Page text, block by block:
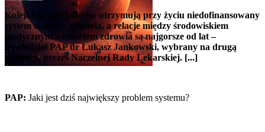
Kolejki do specjalistów utrzymują przy życiu niedofinansowany
system ochrony zdrowia, a relacje między środowiskiem
medycznym a resortem zdrowia są najgorsze od lat –
powiedział PAP dr Łukasz Jankowski, wybrany na drugą
kadencję prezes Naczelnej Rady Lekarskiej. [...]
PAP: Jaki jest dziś największy problem systemu?